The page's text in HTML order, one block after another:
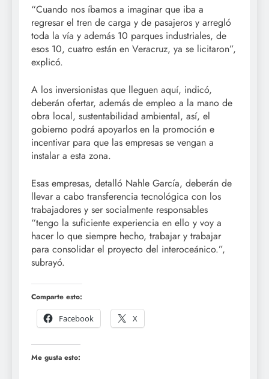
“Cuando nos íbamos a imaginar que iba a
regresar el tren de carga y de pasajeros y arregló
toda la vía y además 10 parques industriales, de
esos 10, cuatro están en Veracruz, ya se licitaron”,
explicó.
A los inversionistas que lleguen aquí, indicó,
deberán ofertar, además de empleo a la mano de
obra local, sustentabilidad ambiental, así, el
gobierno podrá apoyarlos en la promoción e
incentivar para que las empresas se vengan a
instalar a esta zona.
Esas empresas, detalló Nahle García, deberán de
llevar a cabo transferencia tecnológica con los
trabajadores y ser socialmente responsables
“tengo la suficiente experiencia en ello y voy a
hacer lo que siempre hecho, trabajar y trabajar
para consolidar el proyecto del interoceánico.”,
subrayó.
Comparte esto:
Facebook
X
Me gusta esto: